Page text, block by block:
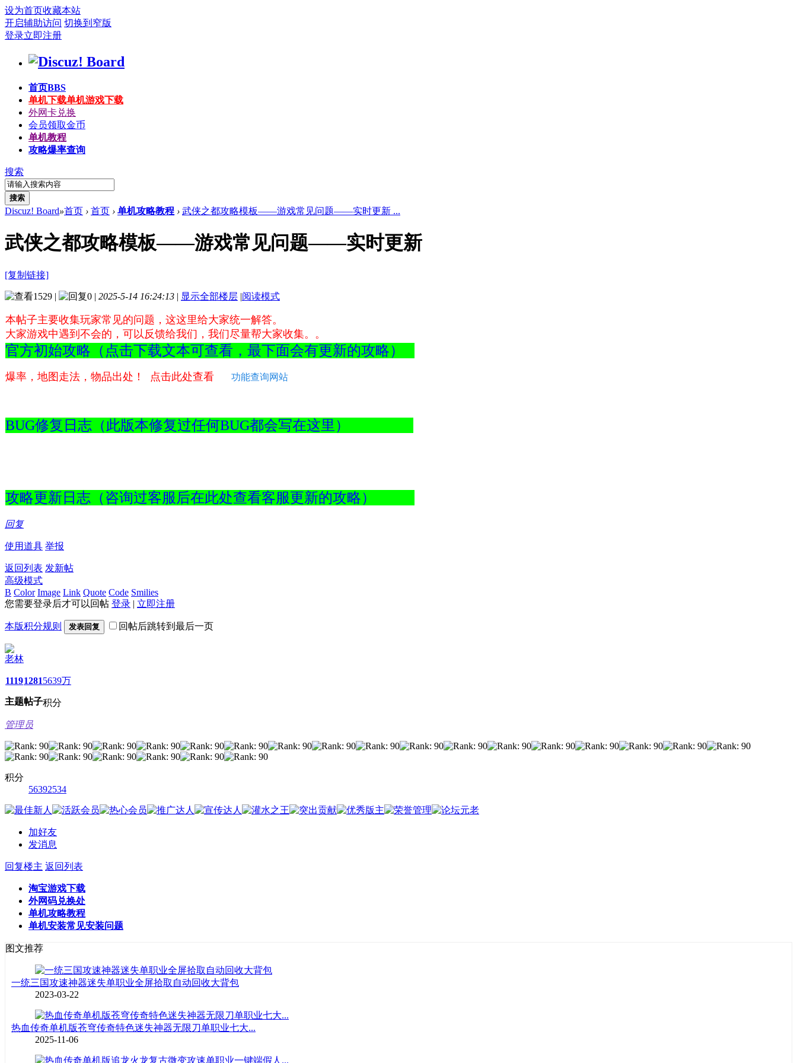
设为首页收藏本站
开启辅助访问 切换到窄版
登录立即注册
首页BBS
单机下载单机游戏下载
外网卡兑换
会员领取金币
单机教程
攻略爆率查询
搜索
搜索
Discuz! Board»首页 › 首页 › 单机攻略教程 › 武侠之都攻略模板——游戏常见问题——实时更新 ...
武侠之都攻略模板——游戏常见问题——实时更新
[复制链接]
1529 | 0 | 2025-5-14 16:24:13 | 显示全部楼层 |阅读模式
本帖子主要收集玩家常见的问题，这这里给大家统一解答。
大家游戏中遇到不会的，可以反馈给我们，我们尽量帮大家收集。。
官方初始攻略（点击下载文本可查看，最下面会有更新的攻略）
爆率，地图走法，物品出处！ 点击此处查看 功能查询网站
BUG修复日志（此版本修复过任何BUG都会写在这里）
攻略更新日志（咨询过客服后在此处查看客服更新的攻略）
回复
使用道具 举报
返回列表 发新帖
高级模式
B Color Image Link Quote Code Smilies
您需要登录后才可以回帖 登录 | 立即注册
本版积分规则 发表回复 回帖后跳转到最后一页
老林
1119
主题
1281
帖子
5639万
积分
管理员
积分
56392534
加好友
发消息
回复楼主 返回列表
淘宝游戏下载
外网码兑换处
单机攻略教程
单机安装常见安装问题
图文推荐
一统三国攻速神器迷失单职业全屏拾取自动回收大背包
2023-03-22
热血传奇单机版苍穹传奇特色迷失神器无限刀单职业七大...
2025-11-06